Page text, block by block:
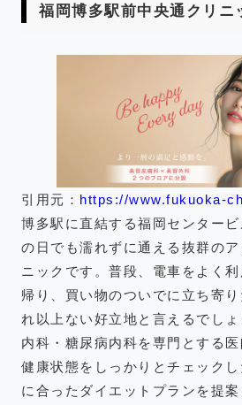
福岡博多駅前中央通クリニ
引用元： https://www.fukuoka-
博多駅に直結する福岡センター
の日でも濡れずに通える抜群の
ニックです。普段、電車をよく
帰り、買い物のついでに立ち寄
れ以上ない好立地と言えるでしょ
内科・糖尿病内科を専門とする医
健康状態をしっかりとチェック
に合ったダイエットプランを提案